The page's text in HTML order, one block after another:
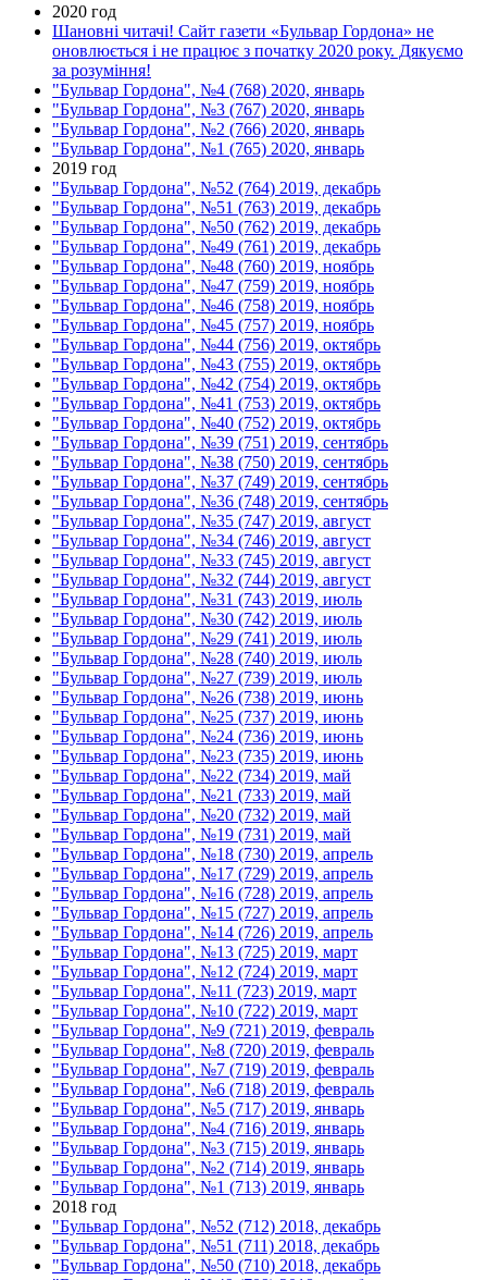
2020 год
Шановні читачі! Сайт газети «Бульвар Гордона» не
оновлюється і не працює з початку 2020 року. Дякуємо
за розуміння!
"Бульвар Гордона", №4 (768) 2020, январь
"Бульвар Гордона", №3 (767) 2020, январь
"Бульвар Гордона", №2 (766) 2020, январь
"Бульвар Гордона", №1 (765) 2020, январь
2019 год
"Бульвар Гордона", №52 (764) 2019, декабрь
"Бульвар Гордона", №51 (763) 2019, декабрь
"Бульвар Гордона", №50 (762) 2019, декабрь
"Бульвар Гордона", №49 (761) 2019, декабрь
"Бульвар Гордона", №48 (760) 2019, ноябрь
"Бульвар Гордона", №47 (759) 2019, ноябрь
"Бульвар Гордона", №46 (758) 2019, ноябрь
"Бульвар Гордона", №45 (757) 2019, ноябрь
"Бульвар Гордона", №44 (756) 2019, октябрь
"Бульвар Гордона", №43 (755) 2019, октябрь
"Бульвар Гордона", №42 (754) 2019, октябрь
"Бульвар Гордона", №41 (753) 2019, октябрь
"Бульвар Гордона", №40 (752) 2019, октябрь
"Бульвар Гордона", №39 (751) 2019, сентябрь
"Бульвар Гордона", №38 (750) 2019, сентябрь
"Бульвар Гордона", №37 (749) 2019, сентябрь
"Бульвар Гордона", №36 (748) 2019, сентябрь
"Бульвар Гордона", №35 (747) 2019, август
"Бульвар Гордона", №34 (746) 2019, август
"Бульвар Гордона", №33 (745) 2019, август
"Бульвар Гордона", №32 (744) 2019, август
"Бульвар Гордона", №31 (743) 2019, июль
"Бульвар Гордона", №30 (742) 2019, июль
"Бульвар Гордона", №29 (741) 2019, июль
"Бульвар Гордона", №28 (740) 2019, июль
"Бульвар Гордона", №27 (739) 2019, июль
"Бульвар Гордона", №26 (738) 2019, июнь
"Бульвар Гордона", №25 (737) 2019, июнь
"Бульвар Гордона", №24 (736) 2019, июнь
"Бульвар Гордона", №23 (735) 2019, июнь
"Бульвар Гордона", №22 (734) 2019, май
"Бульвар Гордона", №21 (733) 2019, май
"Бульвар Гордона", №20 (732) 2019, май
"Бульвар Гордона", №19 (731) 2019, май
"Бульвар Гордона", №18 (730) 2019, апрель
"Бульвар Гордона", №17 (729) 2019, апрель
"Бульвар Гордона", №16 (728) 2019, апрель
"Бульвар Гордона", №15 (727) 2019, апрель
"Бульвар Гордона", №14 (726) 2019, апрель
"Бульвар Гордона", №13 (725) 2019, март
"Бульвар Гордона", №12 (724) 2019, март
"Бульвар Гордона", №11 (723) 2019, март
"Бульвар Гордона", №10 (722) 2019, март
"Бульвар Гордона", №9 (721) 2019, февраль
"Бульвар Гордона", №8 (720) 2019, февраль
"Бульвар Гордона", №7 (719) 2019, февраль
"Бульвар Гордона", №6 (718) 2019, февраль
"Бульвар Гордона", №5 (717) 2019, январь
"Бульвар Гордона", №4 (716) 2019, январь
"Бульвар Гордона", №3 (715) 2019, январь
"Бульвар Гордона", №2 (714) 2019, январь
"Бульвар Гордона", №1 (713) 2019, январь
2018 год
"Бульвар Гордона", №52 (712) 2018, декабрь
"Бульвар Гордона", №51 (711) 2018, декабрь
"Бульвар Гордона", №50 (710) 2018, декабрь